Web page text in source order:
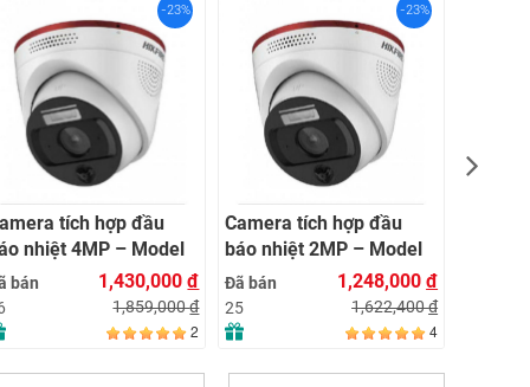
-23%
tích hợp đầu
nhiệt 4MP – Model
VH 243
bán
1,430,000đ
1,859,000đ
2
-23%
Camera tích hợp đầu
báo nhiệt 2MP – Model
HF-VH 223
Đã bán
25
1,248,000đ
1,622,400đ
4